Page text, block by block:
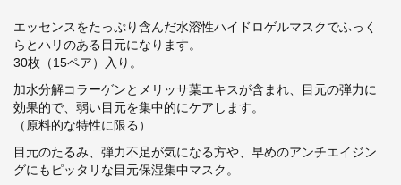
エッセンスをたっぷり含んだ水溶性ハイドロゲルマスクでふっく
らとハリのある目元になります。
30枚（15ペア）入り。
加水分解コラーゲンとメリッサ葉エキスが含まれ、目元の弾力に
効果的で、弱い目元を集中的にケアします。
（原料的な特性に限る）
目元のたるみ、弾力不足が気になる方や、早めのアンチエイジン
グにもピッタリな目元保湿集中マスク。